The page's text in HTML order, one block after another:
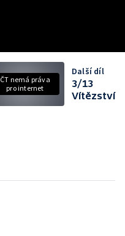
ČT nemá práva
pro internet
Další díl
3/13
Vítězství